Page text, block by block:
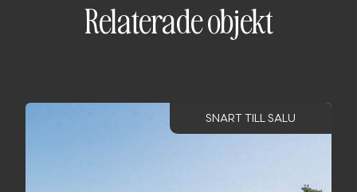
Relaterade objekt
SNART TILL SALU